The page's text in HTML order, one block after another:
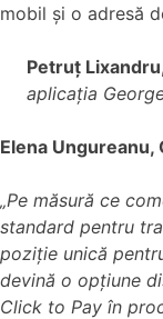
mobil și o adresă
Petruț
aplicația
Elena Ungureanu,
„Pe măsură ce
standard pentru
poziție unică
devină o opțiune
Click to Pay în